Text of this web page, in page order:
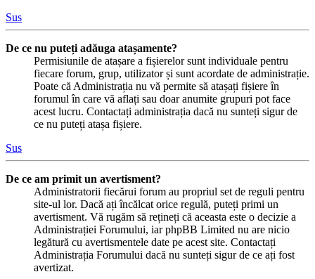
Sus
De ce nu puteți adăuga atașamente?
Permisiunile de atașare a fișierelor sunt individuale pentru
fiecare forum, grup, utilizator și sunt acordate de administrație.
Poate că Administrația nu vă permite să atașați fișiere în
forumul în care vă aflați sau doar anumite grupuri pot face
acest lucru. Contactați administrația dacă nu sunteți sigur de
ce nu puteți atașa fișiere.
Sus
De ce am primit un avertisment?
Administratorii fiecărui forum au propriul set de reguli pentru
site-ul lor. Dacă ați încălcat orice regulă, puteți primi un
avertisment. Vă rugăm să rețineți că aceasta este o decizie a
Administrației Forumului, iar phpBB Limited nu are nicio
legătură cu avertismentele date pe acest site. Contactați
Administrația Forumului dacă nu sunteți sigur de ce ați fost
avertizat.